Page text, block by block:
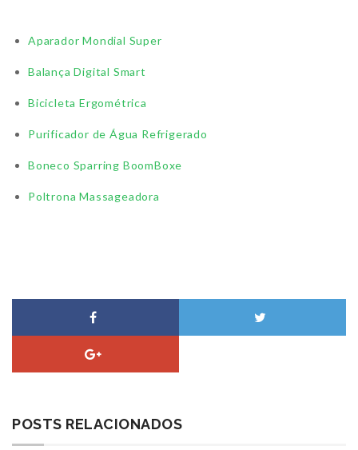
Aparador Mondial Super
Balança Digital Smart
Bicicleta Ergométrica
Purificador de Água Refrigerado
Boneco Sparring BoomBoxe
Poltrona Massageadora
POSTS RELACIONADOS